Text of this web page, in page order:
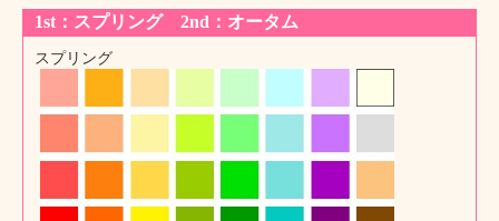
1st：スプリング 2nd：オータム
スプリング